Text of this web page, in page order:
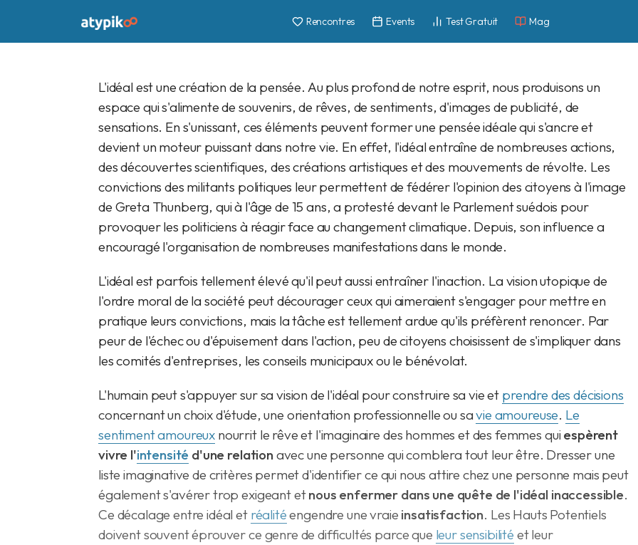
Rencontres Events Test Gratuit Mag
PREMIUM
Delphine
L'idéal est une création de la pensée. Au plus profond de notre esprit, nous produisons un
espace qui s'alimente de souvenirs, de rêves, de sentiments, d'images de publicité, de
sensations. En s'unissant, ces éléments peuvent former une pensée idéale qui s'ancre et
devient un moteur puissant dans notre vie. En effet, l'idéal entraîne de nombreuses actions,
des découvertes scientifiques, des créations artistiques et des mouvements de révolte. Les
convictions des militants politiques leur permettent de fédérer l'opinion des citoyens à l'image
de Greta Thunberg, qui à l'âge de 15 ans, a protesté devant le Parlement suédois pour
provoquer les politiciens à réagir face au changement climatique. Depuis, son influence a
encouragé l'organisation de nombreuses manifestations dans le monde.
L'idéal est parfois tellement élevé qu'il peut aussi entraîner l'inaction. La vision utopique de
l'ordre moral de la société peut décourager ceux qui aimeraient s'engager pour mettre en
pratique leurs convictions, mais la tâche est tellement ardue qu'ils préfèrent renoncer. Par
peur de l'échec ou d'épuisement dans l'action, peu de citoyens choisissent de s'impliquer dans
les comités d'entreprises, les conseils municipaux ou le bénévolat.
L'humain peut s'appuyer sur sa vision de l'idéal pour construire sa vie et prendre des décisions
concernant un choix d'étude, une orientation professionnelle ou savie amoureuse. Le
sentiment amoureux nourrit le rêve et l'imaginaire des hommes et des femmes qui espèrent
vivre l'intensité d'une relationavec une personne qui comblera tout leur être. Dresser une
liste imaginative de critères permet d'identifier ce qui nous attire chez une personne mais peut
également s'avérer trop exigeant etnous enfermer dans une quête de l'idéal inaccessible.
Ce décalage entre idéal et réalitéengendre une vraie insatisfaction. Les Hauts Potentiels
doivent souvent éprouver ce genre de difficultés parce que leur sensibilité et leur